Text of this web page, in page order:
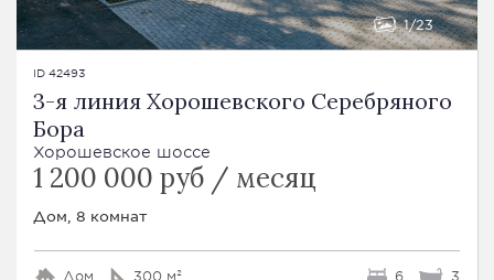
1 23
ID 42493
3-я линия Хорошевского Серебряного
Бора
Хорошевское шоссе
1 200 000 руб / месяц
Дом, 8 комнат
Дом 300 м² 6 3